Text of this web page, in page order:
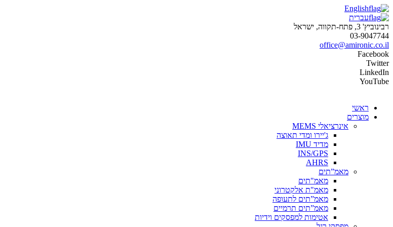
English
עברית
רבינוביץ' 3, פתח-תקווה, ישראל
03-9047744
office@amironic.co.il
Facebook
Twitter
LinkedIn
YouTube
ראשי
מוצרים
אינרציאלי MEMS
ג'יירו ומדי תאוצה
מדיד IMU
INS/GPS
AHRS
מאמ”תים
מאמ"תים
מאמ"ת אלקטרוני
מאמ”תים לתעופה
מאמ”תים תרמיים
אטימות למפסקים וידיות